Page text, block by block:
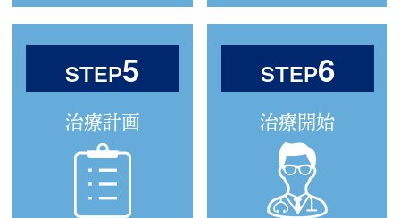
STEP5
治療計画
STEP6
治療開始